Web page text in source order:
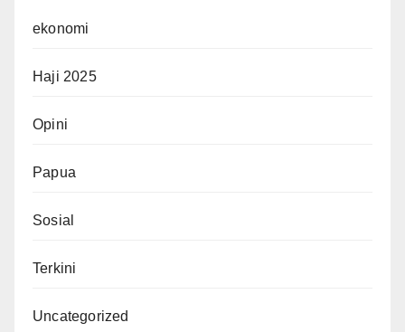
ekonomi
Haji 2025
Opini
Papua
Sosial
Terkini
Uncategorized